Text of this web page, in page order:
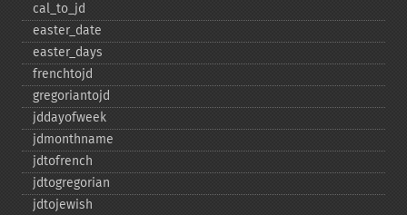
cal_​to_​jd
easter_​date
easter_​days
frenchtojd
gregoriantojd
jddayofweek
jdmonthname
jdtofrench
jdtogregorian
jdtojewish